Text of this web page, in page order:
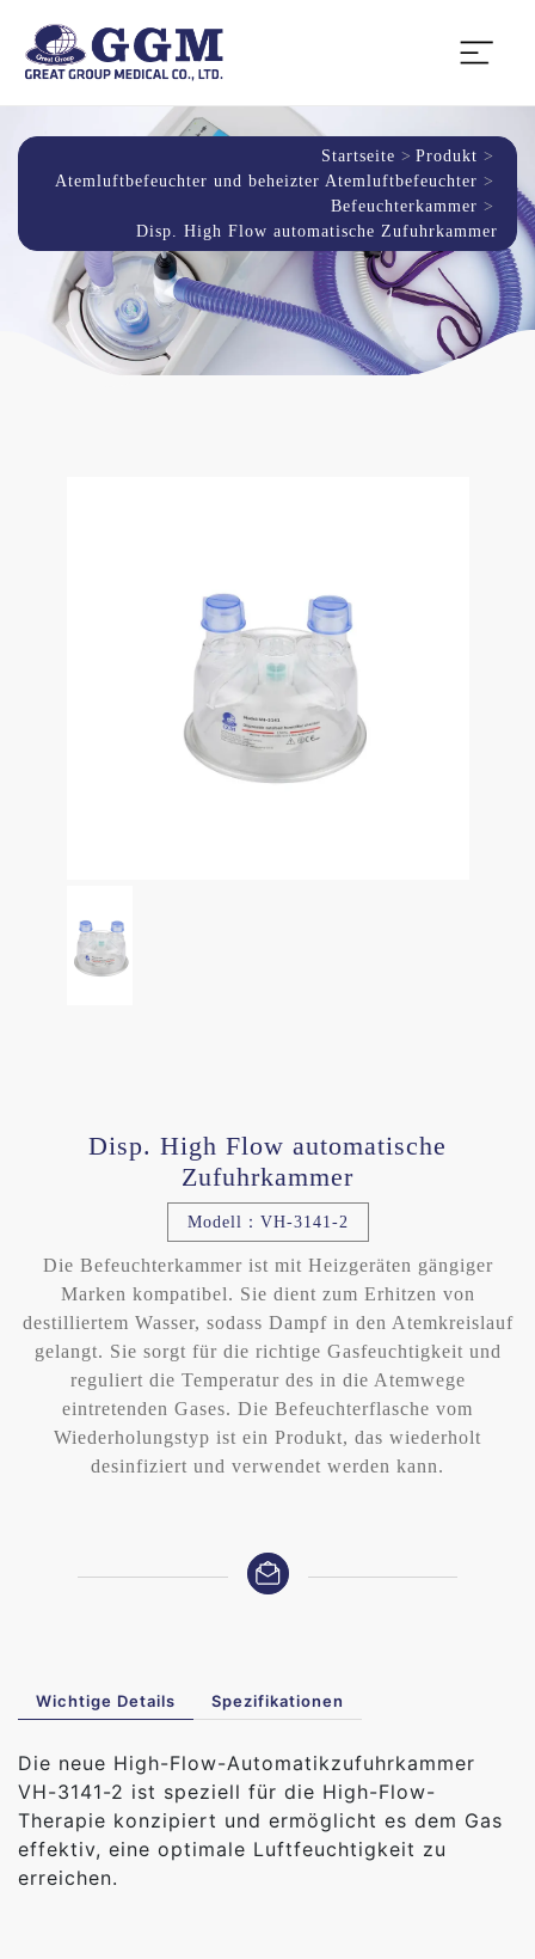
Startseite
Produkt
Atemluftbefeuchter und beheizter Atemluftbefeuchter
Befeuchterkammer
Disp. High Flow automatische Zufuhrkammer
Disp. High Flow automatische
Zufuhrkammer
Modell：VH-3141-2
Die Befeuchterkammer ist mit Heizgeräten gängiger
Marken kompatibel. Sie dient zum Erhitzen von
destilliertem Wasser, sodass Dampf in den Atemkreislauf
gelangt. Sie sorgt für die richtige Gasfeuchtigkeit und
reguliert die Temperatur des in die Atemwege
eintretenden Gases. Die Befeuchterflasche vom
Wiederholungstyp ist ein Produkt, das wiederholt
desinfiziert und verwendet werden kann.
Wichtige Details Spezifikationen
Die neue High-Flow-Automatikzufuhrkammer
VH-3141-2 ist speziell für die High-Flow-
Therapie konzipiert und ermöglicht es dem Gas
effektiv, eine optimale Luftfeuchtigkeit zu
erreichen.